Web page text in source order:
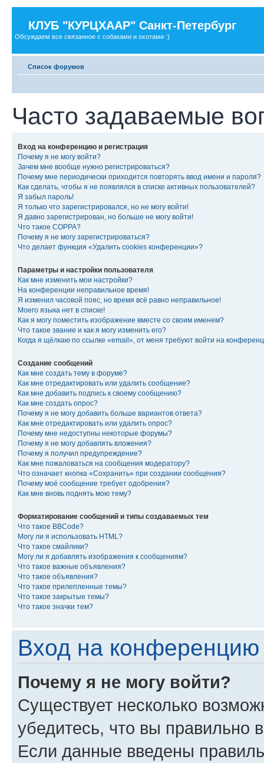
КЛУБ "КУРЦХААР" Санкт-Петербург
Обсуждаем все связанное с собаками и охотами :)
Список форумов
Часто задаваемые
Вход на конференцию и регистрация
Почему я не могу войти?
Зачем мне вообще нужно регистрироваться?
Почему мне периодически приходится повторять ввод имени и пароля?
Как сделать, чтобы я не появлялся в списке активных пользователей?
Я забыл пароль!
Я только что зарегистрировался, но не могу войти!
Я давно зарегистрирован, но больше не могу войти!
Что такое COPPA?
Почему я не могу зарегистрироваться?
Что делает функция «Удалить cookies конференции»?
Параметры и настройки пользователя
Как мне изменить мои настройки?
На конференции неправильное время!
Я изменил часовой пояс, но время всё равно неправильное!
Моего языка нет в списке!
Как я могу поместить изображение вместе со своим именем?
Что такое звание и как я могу изменить его?
Когда я щёлкаю по ссылке «email», от меня требуют войти на
Создание сообщений
Как мне создать тему в форуме?
Как мне отредактировать или удалить сообщение?
Как мне добавить подпись к своему сообщению?
Как мне создать опрос?
Почему я не могу добавить больше вариантов ответа?
Как мне отредактировать или удалить опрос?
Почему мне недоступны некоторые форумы?
Почему я не могу добавлять вложения?
Почему я получил предупреждение?
Как мне пожаловаться на сообщения модератору?
Что означает кнопка «Сохранить» при создании сообщения?
Почему моё сообщение требует одобрения?
Как мне вновь поднять мою тему?
Форматирование сообщений и типы создаваемых тем
Что такое BBCode?
Могу ли я использовать HTML?
Что такое смайлики?
Могу ли я добавлять изображения к сообщениям?
Что такое важные объявления?
Что такое объявления?
Что такое прилепленные темы?
Что такое закрытые темы?
Что такое значки тем?
Вход на конференцию
Почему я не могу войти?
Существует несколько
убедитесь, что вы правильно
Если данные введены